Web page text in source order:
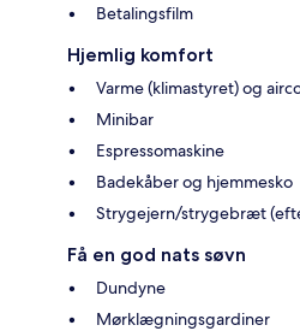
Betalingsfilm
Hjemlig komfort
Varme (klimastyret) og
Minibar
Espressomaskine
Badekåber og hjemmesko
Strygejern/strygebræt
Få en god nats søvn
Dundyne
Mørklægningsgardiner